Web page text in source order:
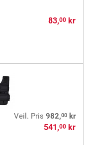
83,00kr
Veil. Pris 982,00kr
541,00kr